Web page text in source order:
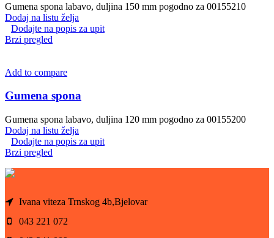
Gumena spona labavo, duljina 150 mm pogodno za 00155210
Dodaj na listu želja
Dodajte na popis za upit
Brzi pregled
Add to compare
Gumena spona
Gumena spona labavo, duljina 120 mm pogodno za 00155200
Dodaj na listu želja
Dodajte na popis za upit
Brzi pregled
Ivana viteza Trnskog 4b,Bjelovar
043 221 072